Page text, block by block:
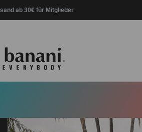
ab 30€ für Mitglieder